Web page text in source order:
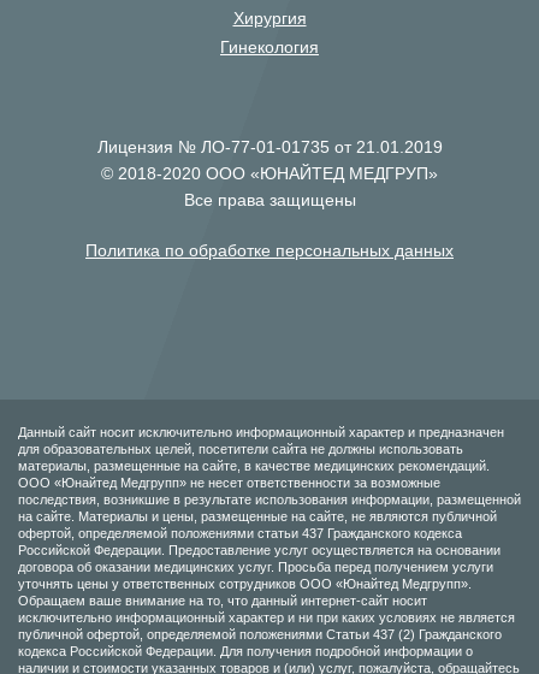
Хирургия
Гинекология
Лицензия № ЛО-77-01-01735 от 21.01.2019
© 2018-2020 ООО «ЮНАЙТЕД МЕДГРУП»
Все права защищены
Политика по обработке персональных данных
Данный сайт носит исключительно информационный характер и предназначен
для образовательных целей, посетители сайта не должны использовать
материалы, размещенные на сайте, в качестве медицинских рекомендаций.
ООО «Юнайтед Медгрупп» не несет ответственности за возможные
последствия, возникшие в результате использования информации, размещенной
на сайте. Материалы и цены, размещенные на сайте, не являются публичной
офертой, определяемой положениями статьи 437 Гражданского кодекса
Российской Федерации. Предоставление услуг осуществляется на основании
договора об оказании медицинских услуг. Просьба перед получением услуги
уточнять цены у ответственных сотрудников ООО «Юнайтед Медгрупп».
Обращаем ваше внимание на то, что данный интернет-сайт носит
исключительно информационный характер и ни при каких условиях не является
публичной офертой, определяемой положениями Статьи 437 (2) Гражданского
кодекса Российской Федерации. Для получения подробной информации о
наличии и стоимости указанных товаров и (или) услуг, пожалуйста, обращайтесь